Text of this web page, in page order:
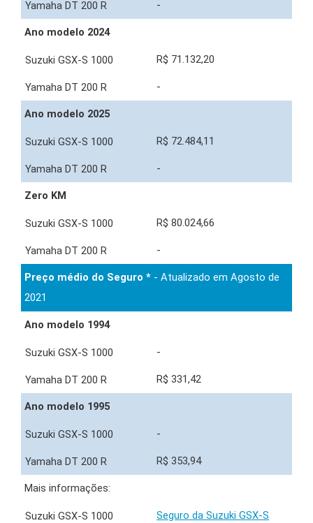
-
Ano modelo 2024
R$ 71.132,20
-
Ano modelo 2025
R$ 72.484,11
-
Zero KM
R$ 80.024,66
-
Preço médio do Seguro * - Atualizado em Agosto de
2021
Ano modelo 1994
-
R$ 331,42
Ano modelo 1995
-
R$ 353,94
Mais informações:
Seguro da Suzuki GSX-S